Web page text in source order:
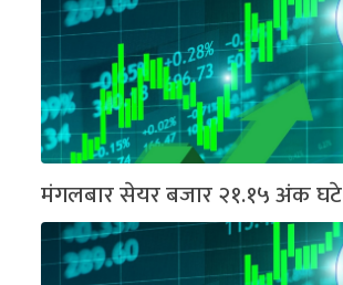
मंगलबार सेयर बजार २१.१५ अंक घटे